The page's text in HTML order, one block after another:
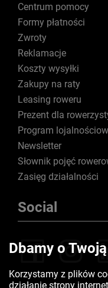
Centrum pomocy
Formy płatności
Zwroty
Reklamacje
Koszty wysyłki
Zakupy na raty
Leasing roweru
Prezent dla
Program
Newsletter
Słownik pojęć
Zasięg działalności
Social
Dbamy o
Korzystamy z plików
działanie strony